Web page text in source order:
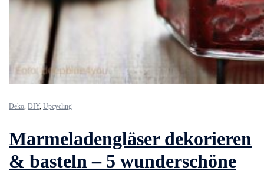
Deko, DIY, Upcycling
Marmeladengläser dekorieren
& basteln – 5 wunderschöne